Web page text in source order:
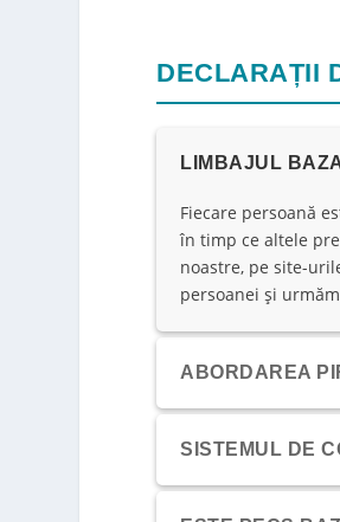
DECLARAȚII
LIMBAJUL
Fiecare persoană
în timp ce altele
noastre, pe site-
persoanei și
ABORDAREA
SISTEMUL DE